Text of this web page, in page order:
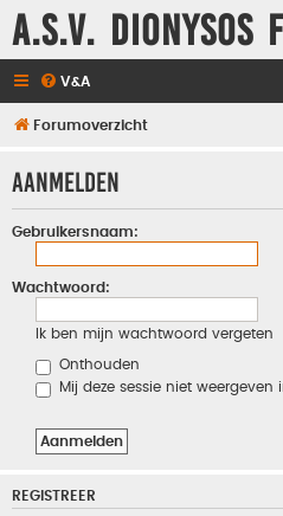
A.S.V. Dionysos
V&A
Forumoverzicht
Aanmelden
Gebruikersnaam:
Wachtwoord:
Ik ben mijn wachtwoord vergeten
Onthouden
Mij deze sessie niet
REGISTREER